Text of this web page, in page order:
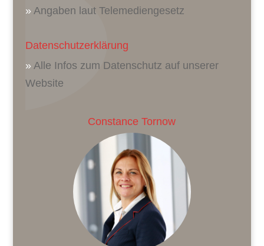
» Angaben laut Telemediengesetz
Datenschutzerklärung
» Alle Infos zum Datenschutz auf unserer
Website
Constance Tornow